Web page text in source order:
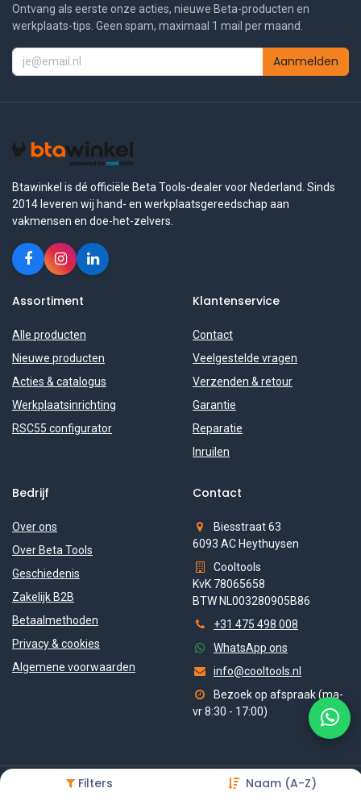
Filters Naam (A-Z)
Ontvang als eerste onze acties, nieuwe Beta-producten en
werkplaats-tips. Geen spam, maximaal 1 mail per maand.
Aanmelden
Btawinkel is dé officiële Beta Tools-dealer voor Nederland. Sinds
2014 leveren wij hand- en werkplaatsgereedschap aan
vakmensen en doe-het-zelvers.
Assortiment
Alle producten
Nieuwe producten
Acties & catalogus
Werkplaatsinrichting
RSC55 configurator
Klantenservice
Contact
Veelgestelde vragen
Verzenden & retour
Garantie
Reparatie
Inruilen
Bedrijf
Over ons
Over Beta Tools
Geschiedenis
Zakelijk B2B
Betaalmethoden
Privacy & cookies
Algemene voorwaarden
Contact
Biesstraat 63
6093 AC Heythuysen
Cooltools
KvK 78065658
BTW NL003280905B86
+31 475 498 008
WhatsApp ons
info@cooltools.nl
Bezoek op afspraak (ma-
vr 8:30 - 17:00)
Copyright © 2026 Btawinkel — onderdeel van Cooltools